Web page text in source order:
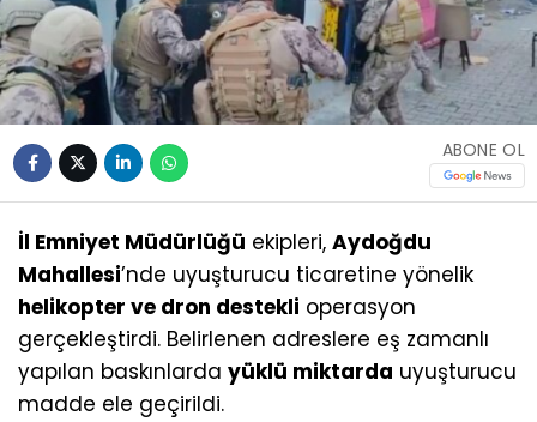
ABONE OL
İl Emniyet Müdürlüğü ekipleri, Aydoğdu
Mahallesi’nde uyuşturucu ticaretine yönelik
helikopter ve dron destekli operasyon
gerçekleştirdi. Belirlenen adreslere eş zamanlı
yapılan baskınlarda yüklü miktarda uyuşturucu
madde ele geçirildi.